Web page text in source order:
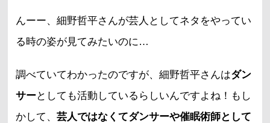
んーー、細野哲平さんが芸人としてネタをやってい
る時の姿が見てみたいのに…
調べていてわかったのですが、細野哲平さんはダン
サーとしても活動しているらしいんですよね！もし
かして、 芸人ではなくてダンサーや催眠術師として